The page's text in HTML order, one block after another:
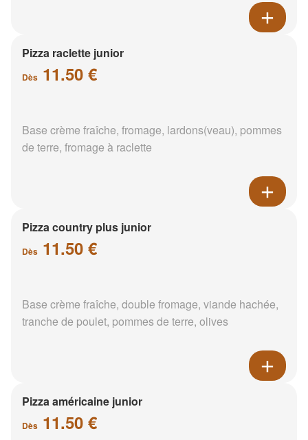
Pizza raclette junior
Dès 11.50 €
Base crème fraîche, fromage, lardons(veau), pommes
de terre, fromage à raclette
Pizza country plus junior
Dès 11.50 €
Base crème fraîche, double fromage, viande hachée,
tranche de poulet, pommes de terre, olives
Pizza américaine junior
Dès 11.50 €